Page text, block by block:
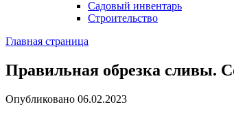
Садовый инвентарь
Строительство
Главная страница
Правильная обрезка сливы.
Опубликовано 06.02.2023